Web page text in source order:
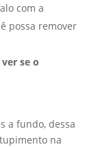
com a
possa remover
se o
a fundo, dessa
na